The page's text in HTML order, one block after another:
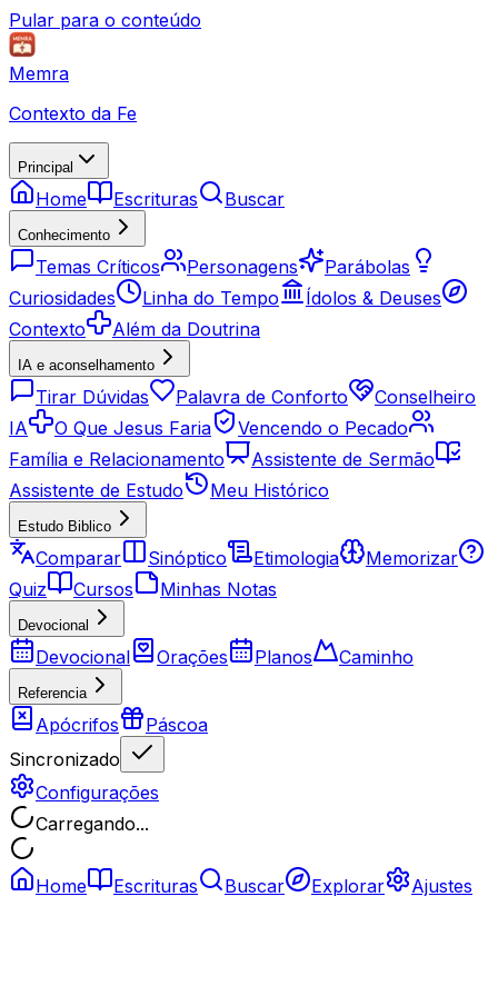
Pular para o conteúdo
Memra
Contexto da Fe
Principal
Home Escrituras Buscar
Conhecimento
Temas Críticos Personagens
Parábolas
Curiosidades
Linha do Tempo
Ídolos & Deuses
Contexto
Além da Doutrina
IA e aconselhamento
Tirar Dúvidas Palavra de Conforto
Conselheiro
IA
O Que Jesus Faria
Vencendo o Pecado
Família e Relacionamento
Assistente de Sermão
Assistente de Estudo
Meu Histórico
Estudo Biblico
Comparar Sinóptico Etimologia
Memorizar
Quiz
Cursos Minhas Notas
Devocional
Devocional Orações Planos Caminho
Referencia
Apócrifos
Páscoa
Sincronizado
Configurações
Carregando...
Home Escrituras Buscar Explorar Ajustes